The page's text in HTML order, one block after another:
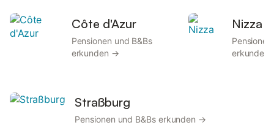
Côte d'Azur
Pensionen und B&Bs
erkunden →
Nizza
erkunden
Straßburg
Pensionen und B&Bs erkunden →